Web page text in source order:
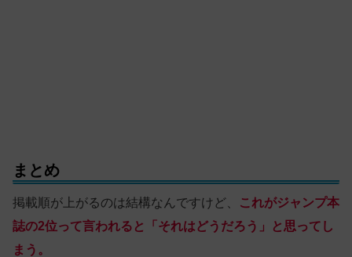
まとめ
掲載順が上がるのは結構なんですけど、
これがジャンプ本
誌の2位って言われると「それはどうだろう」と思ってし
まう。